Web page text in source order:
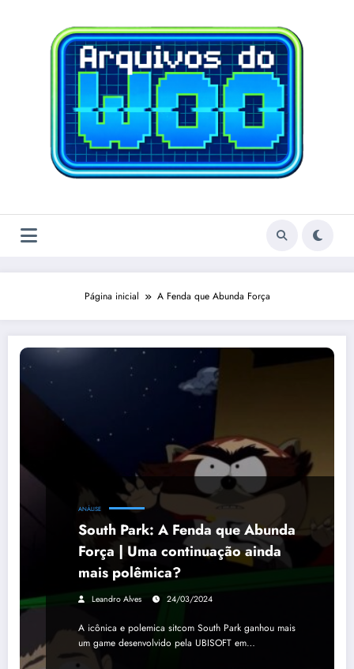
Página inicial A Fenda que Abunda Força
ANÁLISE
South Park: A Fenda que Abunda
Força | Uma continuação ainda
mais polêmica?
Leandro Alves 24/03/2024
A icônica e polemica sitcom South Park ganhou mais
um game desenvolvido pela UBISOFT em…